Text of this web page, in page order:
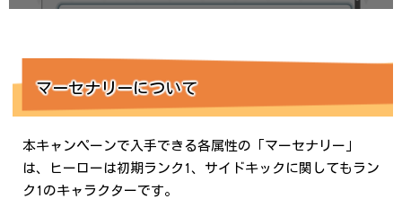
マーセナリーについて
本キャンペーンで入手できる各属性の「マーセナリー」
は、ヒーローは初期ランク1、サイドキックに関してもラン
ク1のキャラクターです。